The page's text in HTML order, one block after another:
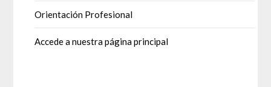
Orientación Profesional
Accede a nuestra página principal